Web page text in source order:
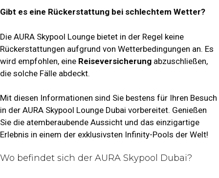
Gibt es eine Rückerstattung bei schlechtem Wetter?
Die AURA Skypool Lounge bietet in der Regel keine
Rückerstattungen aufgrund von Wetterbedingungen an. Es
wird empfohlen, eine Reiseversicherung abzuschließen,
die solche Fälle abdeckt.
Mit diesen Informationen sind Sie bestens für Ihren Besuch
in der AURA Skypool Lounge Dubai vorbereitet. Genießen
Sie die atemberaubende Aussicht und das einzigartige
Erlebnis in einem der exklusivsten Infinity-Pools der Welt!
Wo befindet sich der AURA Skypool Dubai?